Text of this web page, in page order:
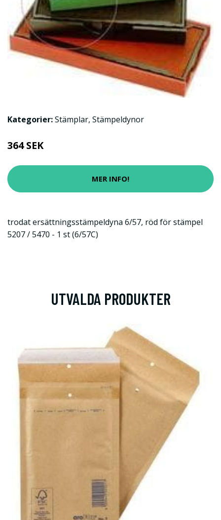
Kategorier:Stämplar, Stämpeldynor
364 SEK
MER INFO!
trodat ersättningsstämpeldyna 6/57, röd för stämpel
5207 / 5470 - 1 st (6/57C)
UTVALDA PRODUKTER